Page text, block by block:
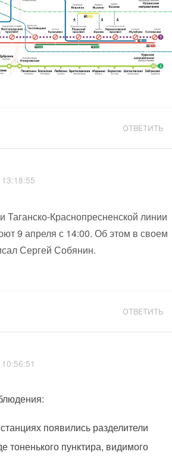
ОТВЕТИТЬ
Таганско-Краснопресненской линии
9 апреля с 14:00. Об этом в своем
Сергей Собянин.
ОТВЕТИТЬ
появились разделители
тоненького пунктира, видимого